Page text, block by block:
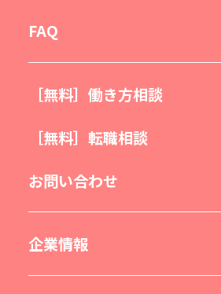
FAQ
［無料］働き方相談
［無料］転職相談
お問い合わせ
企業情報